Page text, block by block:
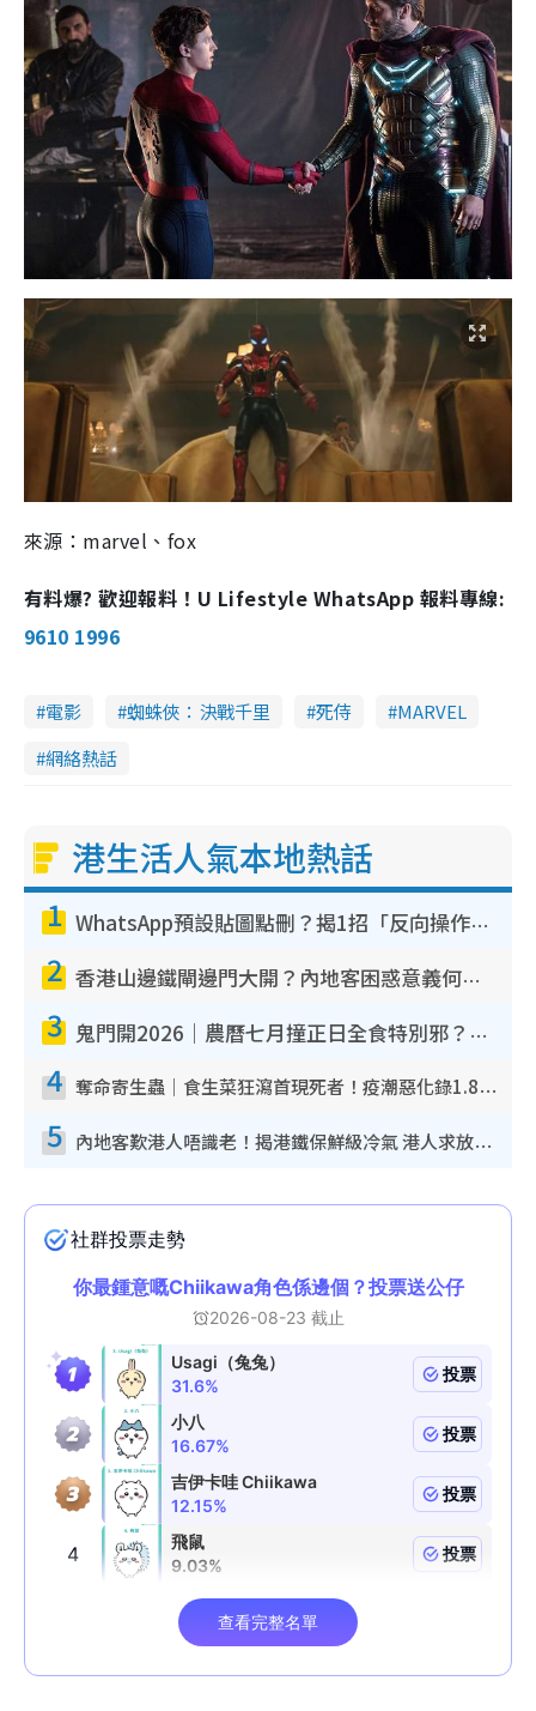
來源：marvel、fox
有料爆? 歡迎報料！U Lifestyle WhatsApp 報料專線:
9610 1996
電影 蜘蛛俠：決戰千里 死侍
MARVEL
網絡熱話
港生活人氣本地熱話
1 WhatsApp預設貼圖點刪？揭1招「反向操作」還原簡潔介面 附3步實測教學
2 香港山邊鐵閘邊門大開？內地客困惑意義何在！網民神回覆：呢種叫法理性防禦
3 鬼門開2026｜農曆七月撞正日全食特別邪？專家警告切忌做一事！揭4大禁忌+2招保平安
4 奪命寄生蟲｜食生菜狂瀉首現死者！疫潮惡化錄1.8萬宗病例 揭洗菜3大謬誤
5 內地客歎港人唔識老！揭港鐵保鮮級冷氣 港人求放過：咪投訴